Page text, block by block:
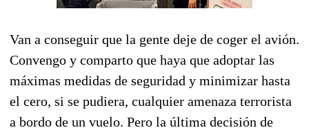
Van a conseguir que la gente deje de coger el avión.
Convengo y comparto que haya que adoptar las
máximas medidas de seguridad y minimizar hasta
el cero, si se pudiera, cualquier amenaza terrorista
a bordo de un vuelo. Pero la última decisión de